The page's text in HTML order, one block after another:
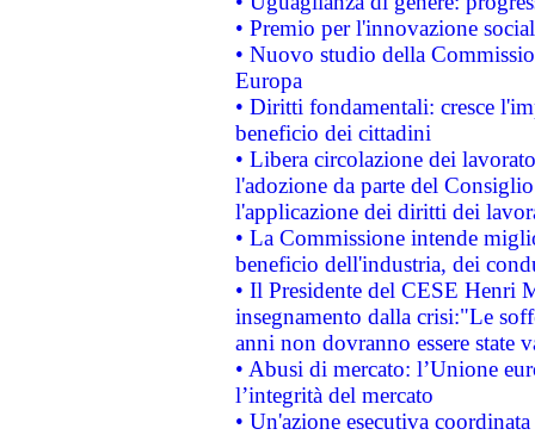
• Premio per l'innovazione
• Nuovo studio della
Europa
• Diritti fondamentali: cresce
beneficio dei cittadini
• Libera circolazione dei
l'adozione da parte del
l'applicazione dei diritti dei
• La Commissione intende
beneficio dell'industria, dei
• Il Presidente del CESE Henri
insegnamento dalla crisi:"Le
anni non dovranno essere state
• Abusi di mercato: l’Unione
l’integrità del mercato
• Un'azione esecutiva